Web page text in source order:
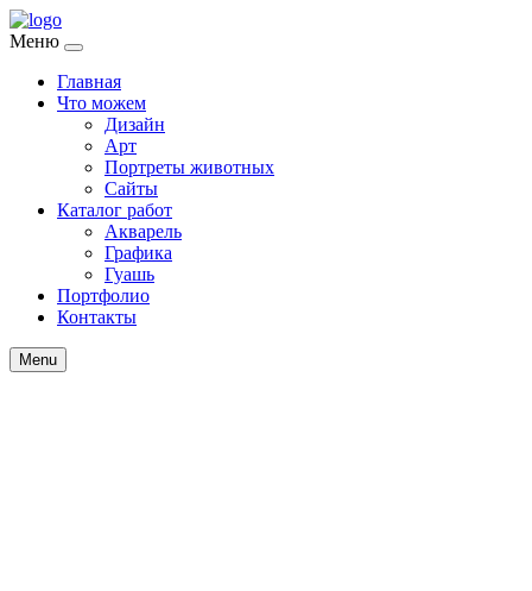
Меню
Главная
Что можем
Дизайн
Арт
Портреты животных
Сайты
Каталог работ
Акварель
Графика
Гуашь
Портфолио
Контакты
Menu